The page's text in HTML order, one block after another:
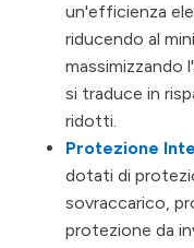
un'efficienza
riducendo al
massimizzando
si traduce in
ridotti.
Protezione
dotati di
sovraccarico,
protezione da